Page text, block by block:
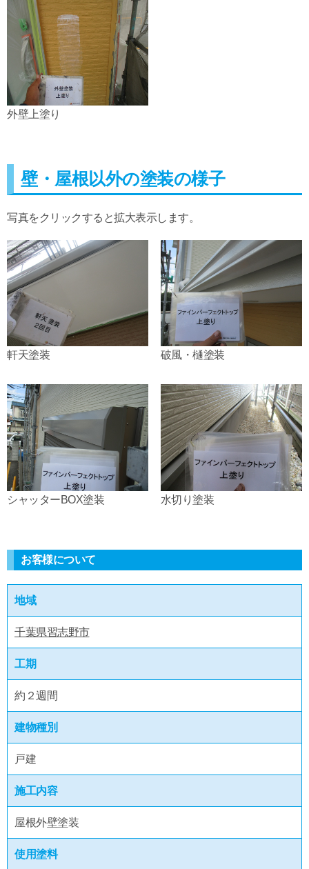
外壁上塗り
壁・屋根以外の塗装の様子
写真をクリックすると拡大表示します。
軒天塗装 破風・樋塗装
シャッターBOX塗装 水切り塗装
お客様について
地域
千葉県習志野市
工期
約２週間
建物種別
戸建
施工内容
屋根外壁塗装
使用塗料